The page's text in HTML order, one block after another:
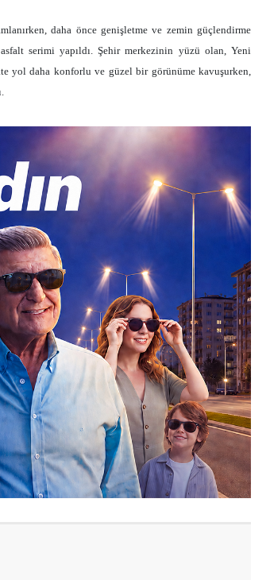
daha önce genişletme ve zemin güçlendirme
serimi yapıldı. Şehir merkezinin yüzü olan, Yeni
yol daha konforlu ve güzel bir görünüme kavuşurken,